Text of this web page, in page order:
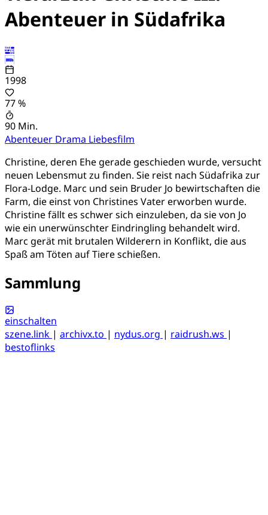
Abenteuer in Südafrika
1998
77 %
90 Min.
Abenteuer Drama Liebesfilm
Christine, deren Ehe gerade geschieden wurde, versucht
neuen Lebensmut zu finden. Sie reist nach Südafrika zur
Flora-Lodge. Marc und sein Bruder Jo bewirtschaften die
Farm, die einst von Christines Vater erworben wurde.
Christine fällt es schwer sich einzuleben, da sie von Jo
wie ein unerwünschter Eindringling behandelt wird.
Marc gerät mit brutalen Wilderern in Konflikt, die aus
Spaß am Töten auf Tiere schießen.
Sammlung
einschalten
szene.link | archivx.to | nydus.org | raidrush.ws |
bestoflinks